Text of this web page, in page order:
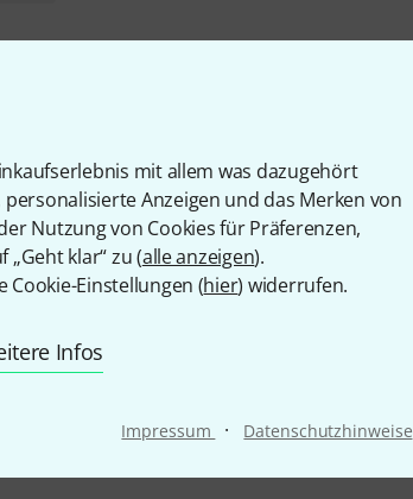
mit allem was dazugehört
Anzeigen und das Merken von
Nutzung von Cookies für Präferenzen,
klar“ zu (alle anzeigen).
Einstellungen (hier) widerrufen.
Infos
Impressum · Datenschutzhinweise